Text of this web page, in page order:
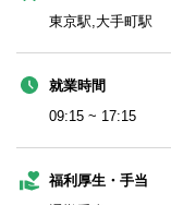
東京駅,大手町駅
就業時間
09:15 ~ 17:15
福利厚生・手当